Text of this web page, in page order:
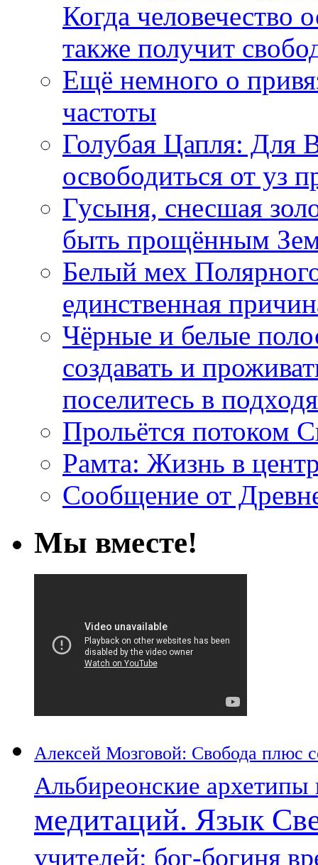
Когда человечество
также получит
Ещё немного о
частоты
Голубая Цапля: Для
освободиться от уз
Гусыня, снесшая
быть прощённым
Белый мех
единственная
Чёрные и белые
создавать и
поселитесь в
Прольётся потоком
Рамта: Жизнь в
Сообщение от
Мы вместе!
Алексей Мозговой: Свобода плюс
Альбиреонские
медитаций. Язык
учителей: бог-богиня